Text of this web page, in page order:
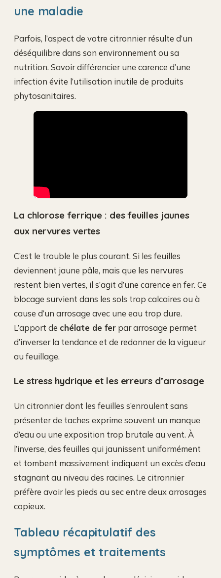
une maladie
Parfois, l’aspect de votre citronnier résulte d’un
déséquilibre dans son environnement ou sa
nutrition. Savoir différencier une carence d’une
infection évite l’utilisation inutile de produits
phytosanitaires.
La chlorose ferrique : des feuilles jaunes
aux nervures vertes
C’est le trouble le plus courant. Si les feuilles
deviennent jaune pâle, mais que les nervures
restent bien vertes, il s’agit d’une carence en fer. Ce
blocage survient dans les sols trop calcaires ou à
cause d’un arrosage avec une eau trop dure.
L’apport de chélate de fer par arrosage permet
d’inverser la tendance et de redonner de la vigueur
au feuillage.
Le stress hydrique et les erreurs d’arrosage
Un citronnier dont les feuilles s’enroulent sans
présenter de taches exprime souvent un manque
d’eau ou une exposition trop brutale au vent. À
l’inverse, des feuilles qui jaunissent uniformément
et tombent massivement indiquent un excès d’eau
stagnant au niveau des racines. Le citronnier
préfère avoir les pieds au sec entre deux arrosages
copieux.
Tableau récapitulatif des
symptômes et traitements